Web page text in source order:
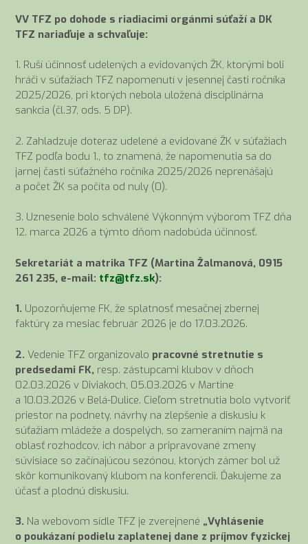
VV TFZ po dohode s riadiacimi orgánmi súťaží a DK
TFZ nariaďuje a schvaľuje:
1. Ruší účinnosť udelených a evidovaných ŽK, ktorými boli
hráči v súťažiach TFZ napomenutí v jesennej časti ročníka
2025/2026, pri ktorých nebola uložená disciplinárna
sankcia (čl.37, ods. 5 DP).
2. Zahladzuje doteraz udelené a evidované ŽK v súťažiach
TFZ podľa bodu 1., to znamená, že napomenutia sa do
jarnej časti súťažného ročníka 2025/2026 neprenášajú
a počet ŽK sa počíta od nuly (0).
3. Uznesenie bolo schválené Výkonným výborom TFZ dňa
12. marca 2026 a týmto dňom nadobúda účinnosť.
Sekretariát a matrika TFZ (Martina Žalmanová, 0915
261 235, e-mail: tfz@tfz.sk):
1. Upozorňujeme FK, že splatnosť mesačnej zbernej
faktúry za mesiac február 2026 je do 17.03.2026.
2. Vedenie TFZ organizovalo pracovné stretnutie s
predsedami FK, resp. zástupcami klubov v dňoch
02.03.2026 v Diviakoch, 05.03.2026 v Martine
a 10.03.2026 v Belá-Dulice. Cieľom stretnutia bolo vytvoriť
priestor na podnety, návrhy na zlepšenie a diskusiu k
súťažiam mládeže a dospelých, so zameraním najmä na
oblasť rozhodcov, ich nábor a pripravované zmeny
súvisiace so začínajúcou sezónou, ktorých zámer bol už
skôr komunikovaný klubom na konferencii. Ďakujeme za
účasť a plodnú diskusiu.
3. Na webovom sídle TFZ je zverejnené „Vyhlásenie
o poukázaní podielu zaplatenej dane z príjmov fyzickej